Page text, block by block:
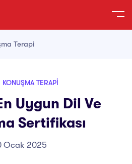
Terapi
KONUŞMA TERAPI
Uygun Dil Ve
Sertifikası
Ocak 2025